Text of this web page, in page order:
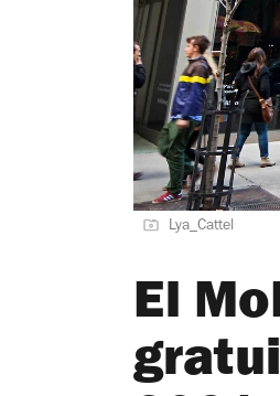
Lya_Cattel
El